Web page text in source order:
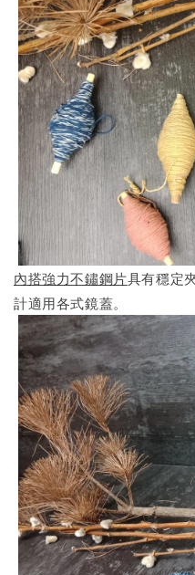
內搭強力不鏽鋼片具有穩定
計適用各式鏡蓋。